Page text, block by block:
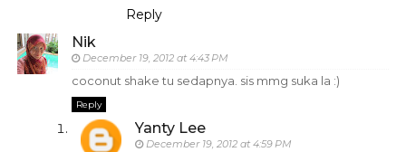
Reply
Nik
December 19, 2012 at 4:43 PM
coconut shake tu sedapnya. sis mmg suka la :)
Reply
Yanty Lee
December 19, 2012 at 4:59 PM